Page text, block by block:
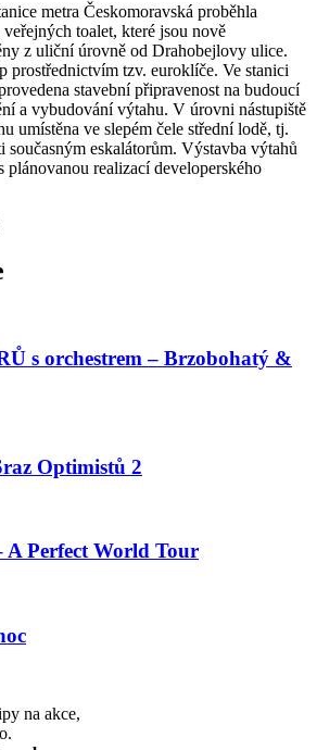
metra Českomoravská proběhla
toalet, které jsou nově
z uliční úrovně od Drahobejlovy ulice.
prostřednictvím tzv. euroklíče. Ve stanici
stavební připravenost na budoucí
a vybudování výtahu. V úrovni nástupiště
umístěna ve slepém čele střední lodě, tj.
současným eskalátorům. Výstavba výtahů
plánovanou realizací developerského
s orchestrem – Brzobohatý &
Optimistů 2
Perfect World Tour
na akce,